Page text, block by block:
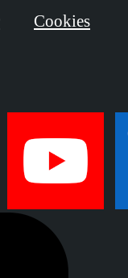
Cookies